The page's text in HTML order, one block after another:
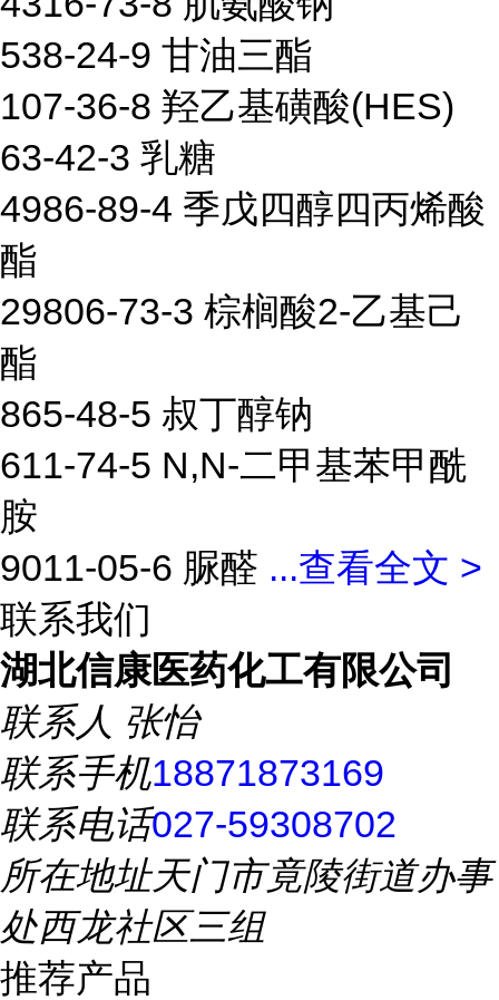
538-24-9 甘油三酯
107-36-8 羟乙基磺酸(HES)
63-42-3 乳糖
4986-89-4 季戊四醇四丙烯酸
酯
29806-73-3 棕榈酸2-乙基己
酯
865-48-5 叔丁醇钠
611-74-5 N,N-二甲基苯甲酰
胺
9011-05-6 脲醛 ...查看全文 >
联系我们
湖北信康医药化工有限公司
联系人 张怡
联系手机18871873169
联系电话027-59308702
所在地址天门市竟陵街道办事
处西龙社区三组
推荐产品